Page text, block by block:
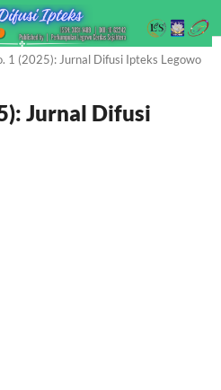
1 (2025): Jurnal Difusi Ipteks Legowo
Jurnal Difusi